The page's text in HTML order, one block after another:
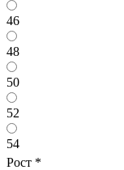
46
48
50
52
54
Рост *